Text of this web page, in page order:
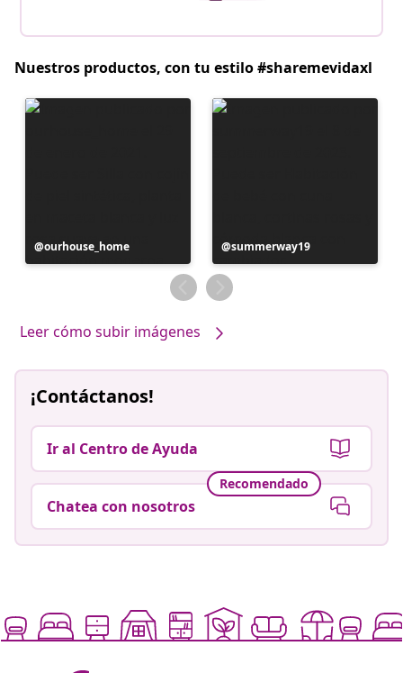
Nuestros productos, con tu estilo #sharemevidaxl
Publicación
realizada
ourhouse_home
Publicación
realizada
por
summerway19
Leer cómo subir imágenes
¡Contáctanos!
Ir al Centro de Ayuda
Recomendado
Chatea con nosotros